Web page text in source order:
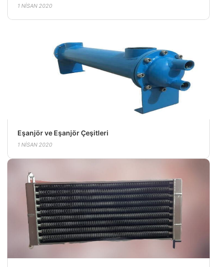
1 NISAN 2020
Eşanjör ve Eşanjör Çeşitleri
1 NISAN 2020